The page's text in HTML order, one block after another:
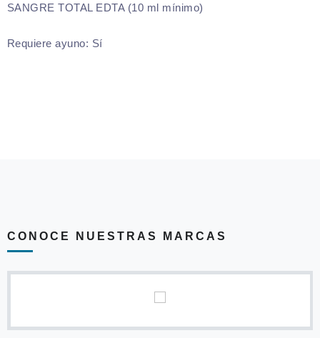
SANGRE TOTAL EDTA (10 ml mínimo)
Requiere ayuno: Sí
CONOCE NUESTRAS MARCAS